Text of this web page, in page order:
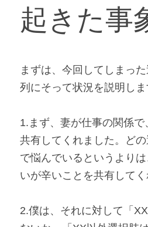
起きた事
まずは、今回してしまっ
列にそって状況を説明しま
1.まず、妻が仕事の関係
共有してくれました。ど
で悩んでいるというより
いが辛いことを共有してく
2.僕は、それに対して「